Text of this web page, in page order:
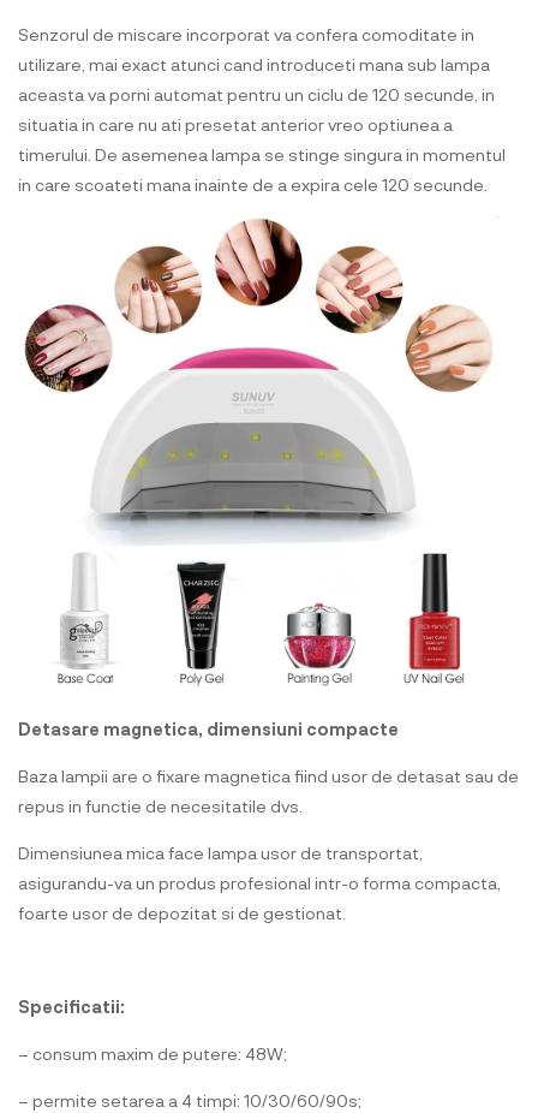
Senzorul de miscare incorporat va confera comoditate in
utilizare, mai exact atunci cand introduceti mana sub lampa
aceasta va porni automat pentru un ciclu de 120 secunde, in
situatia in care nu ati presetat anterior vreo optiunea a
timerului. De asemenea lampa se stinge singura in momentul
in care scoateti mana inainte de a expira cele 120 secunde.
Detasare magnetica, dimensiuni compacte
Baza lampii are o fixare magnetica fiind usor de detasat sau de
repus in functie de necesitatile dvs.
Dimensiunea mica face lampa usor de transportat,
asigurandu-va un produs profesional intr-o forma compacta,
foarte usor de depozitat si de gestionat.
Specificatii:
– consum maxim de putere: 48W;
– permite setarea a 4 timpi: 10/30/60/90s;